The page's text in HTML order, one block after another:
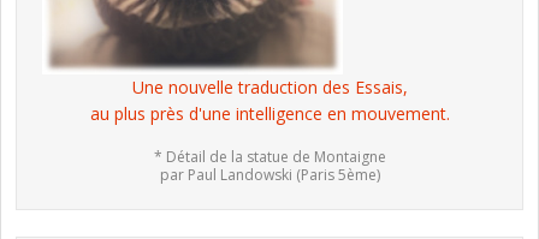
Une nouvelle traduction des Essais,
au plus près d'une intelligence en mouvement.
* Détail de la statue de Montaigne
par Paul Landowski (Paris 5ème)